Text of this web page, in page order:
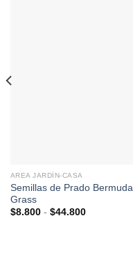
AREA JARDÍN-CASA
Semillas de Prado Bermuda
Grass
$8.800 - $44.800Rango